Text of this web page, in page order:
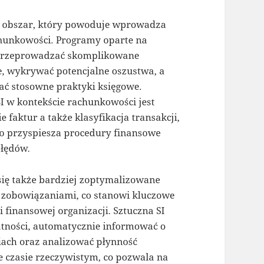
który powoduje wprowadza
Programy oparte na
skomplikowane
wykrywać potencjalne oszustwa, a
stosowne praktyki księgowe.
w kontekście rachunkowości jest
faktur a także klasyfikacja transakcji,
przyspiesza procedury finansowe
także bardziej zoptymalizowane
co stanowi kluczowe
finansowej organizacji. Sztuczna SI
automatycznie informować o
oraz analizować płynność
rzeczywistym, co pozwala na